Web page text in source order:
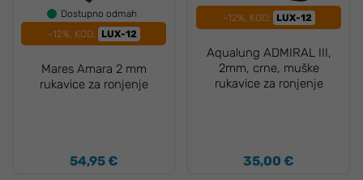
Dostupno odmah
-12%, KOD:
LUX-12
Mares Amara 2 mm
rukavice za ronjenje
54,95 €
-12%, KOD: LUX-12
Aqualung ADMIRAL III,
2mm, crne, muške
rukavice za ronjenje
35,00 €